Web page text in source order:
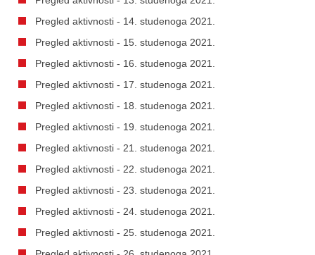
Pregled aktivnosti - 14. studenoga 2021.
Pregled aktivnosti - 15. studenoga 2021.
Pregled aktivnosti - 16. studenoga 2021.
Pregled aktivnosti - 17. studenoga 2021.
Pregled aktivnosti - 18. studenoga 2021.
Pregled aktivnosti - 19. studenoga 2021.
Pregled aktivnosti - 21. studenoga 2021.
Pregled aktivnosti - 22. studenoga 2021.
Pregled aktivnosti - 23. studenoga 2021.
Pregled aktivnosti - 24. studenoga 2021.
Pregled aktivnosti - 25. studenoga 2021.